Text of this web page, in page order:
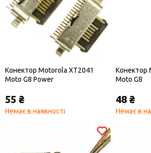
Конектор Motorola XT2041
Moto G8 Power
55 ₴
Немає в наявності
Конектор
Moto G8
48 ₴
Немає в